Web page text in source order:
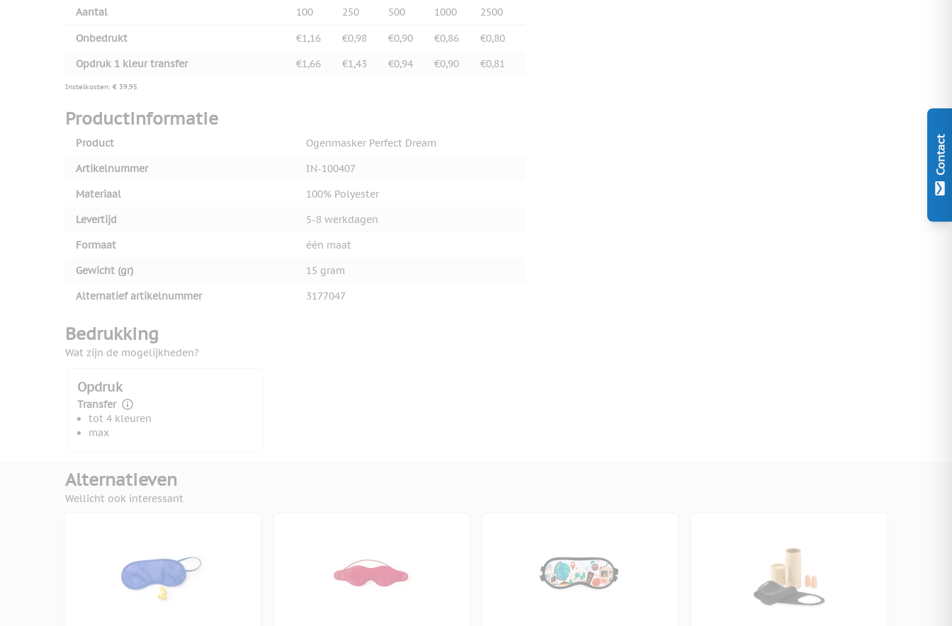
Contact
Aantal 100 250 500 1000 2500
Onbedrukt €1,16 €0,98 €0,90 €0,86
€0,80
Opdruk 1 kleur transfer
€1,66 €1,43 €0,94 €0,90 €0,81
Instelkosten: € 39,95
Productinformatie
Product
Ogenmasker Perfect Dream
Artikelnummer
IN-100407
Materiaal
100% Polyester
Levertijd
5-8 werkdagen
Formaat
één maat
Gewicht (gr)
15 gram
Alternatief artikelnummer
3177047
Bedrukking
Wat zijn de mogelijkheden?
Opdruk
Transfer
tot 4 kleuren
max
Alternatieven
Wellicht ook interessant